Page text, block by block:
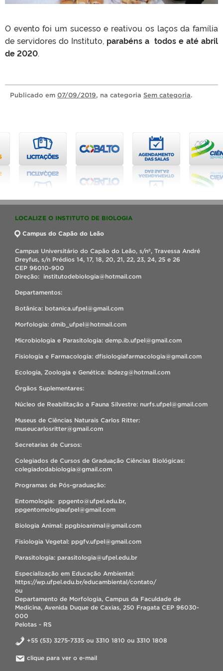
O evento foi um sucesso e reativou os laços da família
de servidores do Instituto, parabéns a todos e até abril
de 2020.
Publicado em 07/09/2019, na categoria Sem categoria.
LOCALIZE O INSTITUTO DE BIOLOGIA
Campus do Capão do Leão
Campus Universitário do Capão do Leão, s/nº, Travessa André
Dreyfus, s/n Prédios 14, 17, 18, 20, 21, 22, 23, 24, 25 e 26
CEP 96010-900
Direção: institutodebiologia@hotmail.com
Departamentos:
Botânica: botanica.ufpel@gmail.com
Morfologia: dmib_ufpel@hotmail.com
Microbiologia e Parasitologia: demp.ib.ufpel@gmail.com
Fisiologia e Farmacologia: dfisiologiafarmacologia@gmail.com
Ecologia, Zoologia e Genética: ibdezg@hotmail.com
Órgãos Suplementares:
Núcleo de Reabilitação a Fauna Silvestre: nurfs.ufpel@gmail.com
Museus de Ciências Naturais Carlos Ritter:
museucarlosritter@gmail.com
Secretarias de Cursos:
Colegiados de Cursos de Graduação Ciências Biológicas:
colegiadodabiologia@gmail.com
Programas de Pós-graduação:
Entomologia: ppgento@ufpel.edu.br,
ppgentomologiaufpel@gmail.com
Biologia Animal: ppgbioanimal@gmail.com
Fisiologia Vegetal: ppgfv.ufpel@gmail.com
Parasitologia: parasitologia@ufpel.edu.br
Especialização em Educação Ambiental:
https://wp.ufpel.edu.br/educambiental/contato/
ou
Departamento de Morfologia, Campus da Faculdade de
Medicina, Avenida Duque de Caxias, 250 Fragata CEP 96030-
000
Pelotas - RS
+55 (53) 3275-7335 ou 3310 1810 ou 3310 1808
clique para ver o e-mail